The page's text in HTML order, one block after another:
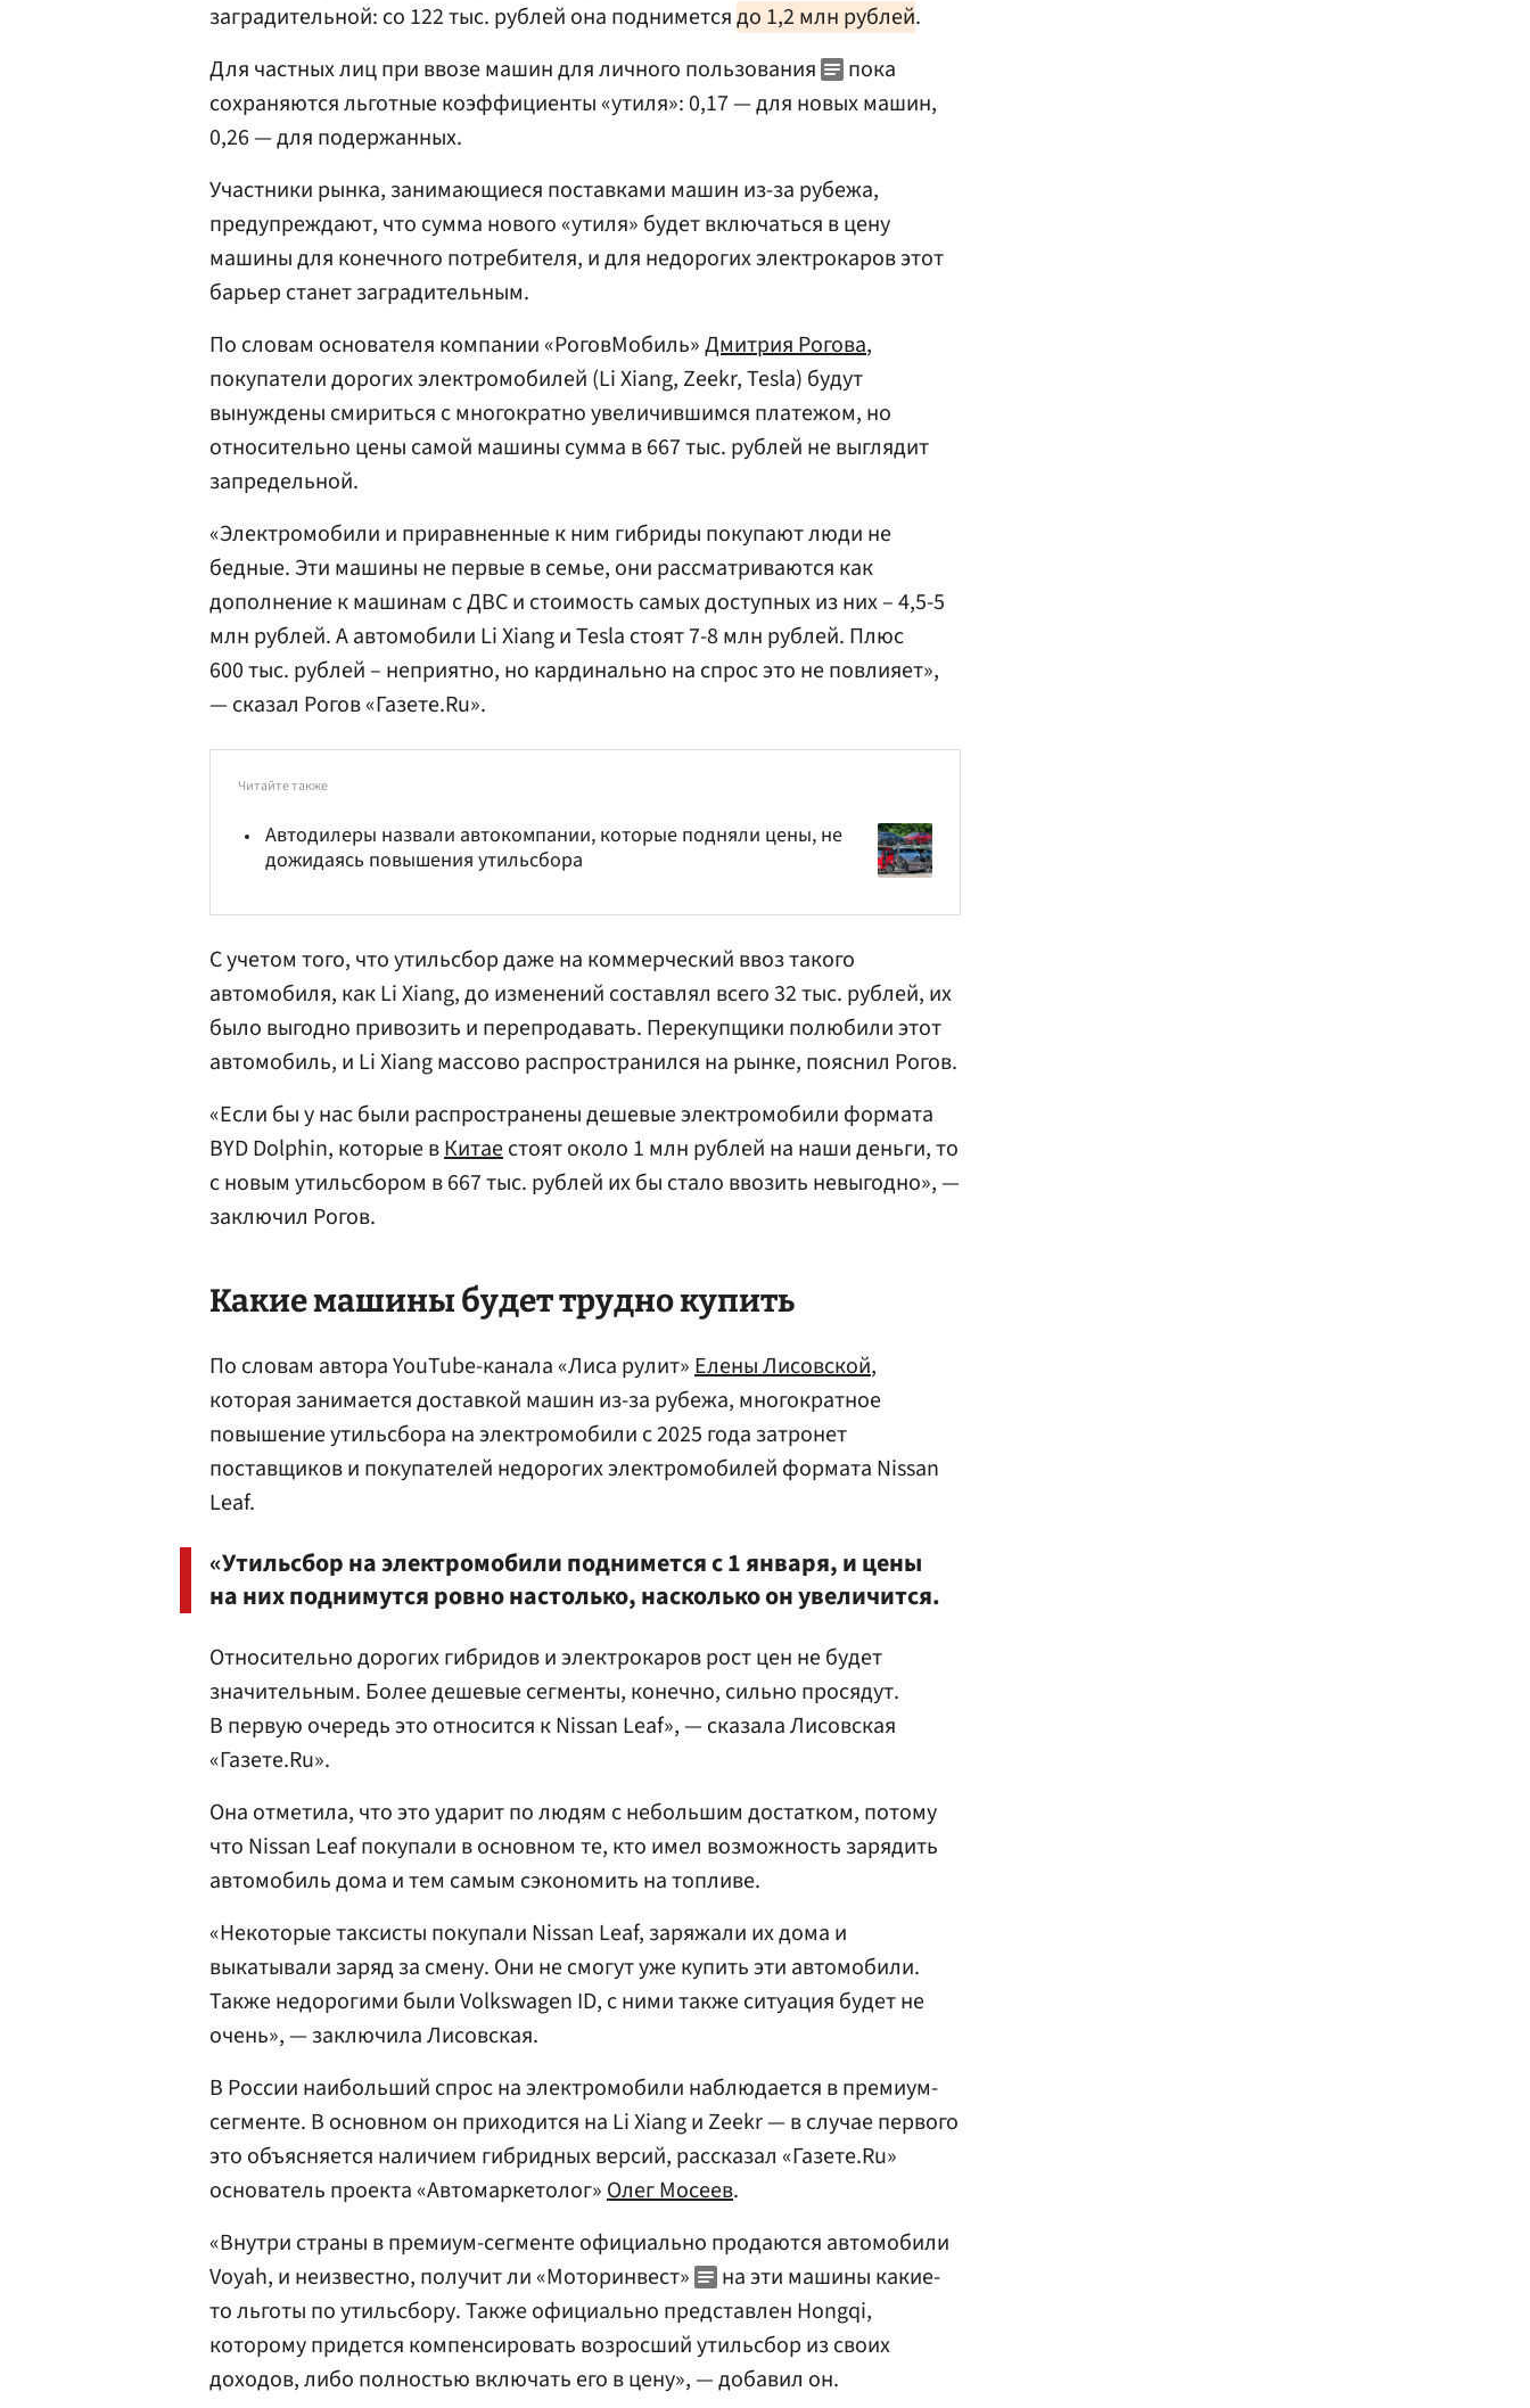
заградительной: со 122 тыс. рублей она подниметсядо 1,2 млн рублей.
Для частных лиц при ввозе машин для личного пользования
пока
сохраняются льготные коэффициенты «утиля»: 0,17 — для новых машин,
0,26 — для подержанных.
Участники рынка, занимающиеся поставками машин из-за рубежа,
предупреждают, что сумма нового «утиля» будет включаться в цену
машины для конечного потребителя, и для недорогих электрокаров этот
барьер станет заградительным.
По словам основателя компании «РоговМобиль»Дмитрия Рогова,
покупатели дорогих электромобилей (Li Xiang, Zeekr, Tesla) будут
вынуждены смириться с многократно увеличившимся платежом, но
относительно цены самой машины сумма в 667 тыс. рублей не выглядит
запредельной.
«Электромобили и приравненные к ним гибриды покупают люди не
бедные. Эти машины не первые в семье, они рассматриваются как
дополнение к машинам с ДВС и стоимость самых доступных из них – 4,5-5
млн рублей. А автомобили Li Xiang и Tesla стоят 7-8 млн рублей. Плюс
600 тыс. рублей – неприятно, но кардинально на спрос это не повлияет»,
— сказал Рогов «Газете.Ru».
Читайте также
Автодилеры назвали автокомпании, которые подняли цены, не
дожидаясь повышения утильсбора
С учетом того, что утильсбор даже на коммерческий ввоз такого
автомобиля, как Li Xiang, до изменений составлял всего 32 тыс. рублей, их
было выгодно привозить и перепродавать. Перекупщики полюбили этот
автомобиль, и Li Xiang массово распространился на рынке, пояснил Рогов.
«Если бы у нас были распространены дешевые электромобили формата
BYD Dolphin, которые вКитаестоят около 1 млн рублей на наши деньги, то
с новым утильсбором в 667 тыс. рублей их бы стало ввозить невыгодно», —
заключил Рогов.
Какие машины будет трудно купить
По словам автора YouTube-канала «Лиса рулит»Елены Лисовской,
которая занимается доставкой машин из-за рубежа, многократное
повышение утильсбора на электромобили с 2025 года затронет
поставщиков и покупателей недорогих электромобилей формата Nissan
Leaf.
«Утильсбор на электромобили поднимется с 1 января, и цены
на них поднимутся ровно настолько, насколько он увеличится.
Относительно дорогих гибридов и электрокаров рост цен не будет
значительным. Более дешевые сегменты, конечно, сильно просядут.
В первую очередь это относится к Nissan Leaf», — сказала Лисовская
«Газете.Ru».
Она отметила, что это ударит по людям с небольшим достатком, потому
что Nissan Leaf покупали в основном те, кто имел возможность зарядить
автомобиль дома и тем самым сэкономить на топливе.
«Некоторые таксисты покупали Nissan Leaf, заряжали их дома и
выкатывали заряд за смену. Они не смогут уже купить эти автомобили.
Также недорогими были Volkswagen ID, с ними также ситуация будет не
очень», — заключила Лисовская.
В России наибольший спрос на электромобили наблюдается в премиум-
сегменте. В основном он приходится на Li Xiang и Zeekr — в случае первого
это объясняется наличием гибридных версий, рассказал «Газете.Ru»
основатель проекта «Автомаркетолог»Олег Мосеев.
«Внутри страны в премиум-сегменте официально продаются автомобили
Voyah, и неизвестно, получит ли «Моторинвест»
на эти машины какие-
то льготы по утильсбору. Также официально представлен Hongqi,
которому придется компенсировать возросший утильсбор из своих
доходов, либо полностью включать его в цену», — добавил он.